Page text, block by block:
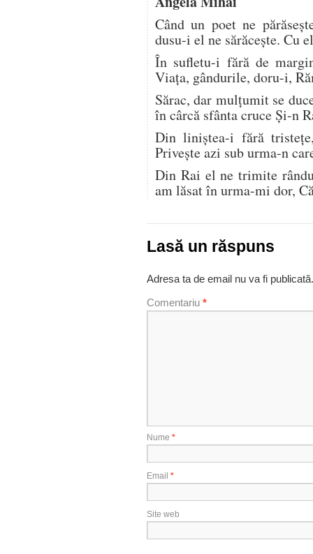
Când un poet ne
dusu-i el ne sărăcește.
În sufletu-i fără de
Viața, gândurile, doru-i,
Sărac, dar mulțumit se
în cârcă sfânta cruce Și-n
Din liniștea-i fără
Privește azi sub urma-n
Din Rai el ne trimite
am lăsat în urma-mi dor,
Lasă un răspuns
Adresa ta de email nu va fi publicată.
Comentariu *
Nume *
Email *
Site web